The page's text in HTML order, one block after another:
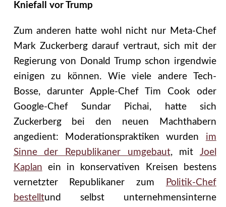
Kniefall vor Trump
Zum anderen hatte wohl nicht nur Meta-Chef
Mark Zuckerberg darauf vertraut, sich mit der
Regierung von Donald Trump schon irgendwie
einigen zu können. Wie viele andere Tech-
Bosse, darunter Apple-Chef Tim Cook oder
Google-Chef Sundar Pichai, hatte sich
Zuckerberg bei den neuen Machthabern
angedient: Moderationspraktiken wurden im
Sinne der Republikaner umgebaut, mit Joel
Kaplan ein in konservativen Kreisen bestens
vernetzter Republikaner zum
Politik-Chef
bestelltund selbst unternehmensinterne